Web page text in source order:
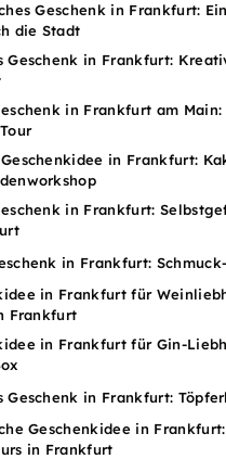
Geschenk in Frankfurt:
die Stadt
Geschenk in Frankfurt:
in Frankfurt am
in Frankfurt:
in Frankfurt:
in Frankfurt:
in Frankfurt für
Frankfurt
in Frankfurt für Gin-
Geschenk in Frankfurt:
Geschenkidee in
in Frankfurt